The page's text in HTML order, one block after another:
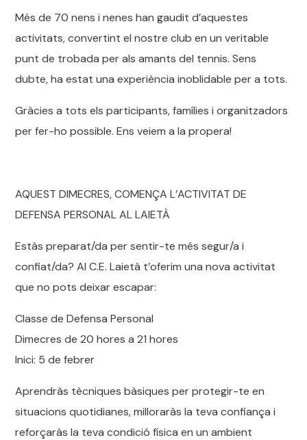
Més de 70 nens i nenes han gaudit d’aquestes
activitats, convertint el nostre club en un veritable
punt de trobada per als amants del tennis. Sens
dubte, ha estat una experiència inoblidable per a tots.
Gràcies a tots els participants, famílies i organitzadors
per fer-ho possible. Ens veiem a la propera!
AQUEST DIMECRES, COMENÇA L’ACTIVITAT DE
DEFENSA PERSONAL AL LAIETÀ
Estàs preparat/da per sentir-te més segur/a i
confiat/da? Al C.E. Laietà t’oferim una nova activitat
que no pots deixar escapar:
Classe de Defensa Personal
Dimecres de 20 hores a 21 hores
Inici: 5 de febrer
Aprendràs tècniques bàsiques per protegir-te en
situacions quotidianes, milloraràs la teva confiança i
reforçaràs la teva condició física en un ambient